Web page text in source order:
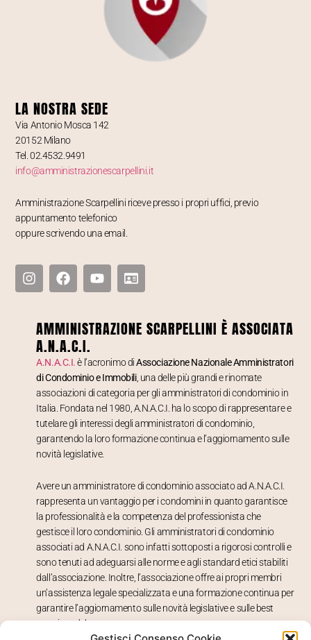
LA NOSTRA SEDE
Via Antonio Mosca 142
20152 Milano
Tel. 02.4532.9491
info@amministrazionescarpellini.it
Amministrazione Scarpellini riceve presso i propri uffici, previo
appuntamento telefonico
oppure scrivendo una email.
AMMINISTRAZIONE SCARPELLINI È ASSOCIATA
A.N.A.C.I.
A.N.A.C.I. è l’acronimo diAssociazione Nazionale Amministratori
di Condominio e Immobili, una delle più grandi e rinomate
associazioni di categoria per gli amministratori di condominio in
Italia. Fondata nel 1980, A.N.A.C.I. ha lo scopo di rappresentare e
tutelare gli interessi degli amministratori di condominio,
garantendo la loro formazione continua e l’aggiornamento sulle
novità legislative.
Avere un amministratore di condominio associato ad A.N.A.C.I.
rappresenta un vantaggio per i condomini in quanto garantisce
la professionalità e la competenza del professionista che
gestisce il loro condominio. Gli amministratori di condominio
associati ad A.N.A.C.I. sono infatti sottoposti a rigorosi controlli e
sono tenuti ad adeguarsi alle norme e agli standard etici stabiliti
dall’associazione. Inoltre, l’associazione offre ai propri membri
un’assistenza legale specializzata e una formazione continua per
garantire l’aggiornamento sulle novità legislative e sulle best
practices del settore.